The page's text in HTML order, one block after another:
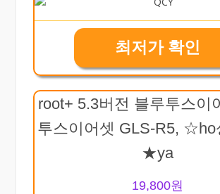
최저가 확인
root+ 5.3버전 블루투스이
투스이어셋 GLS-R5, ☆ho
★ya
19,800원